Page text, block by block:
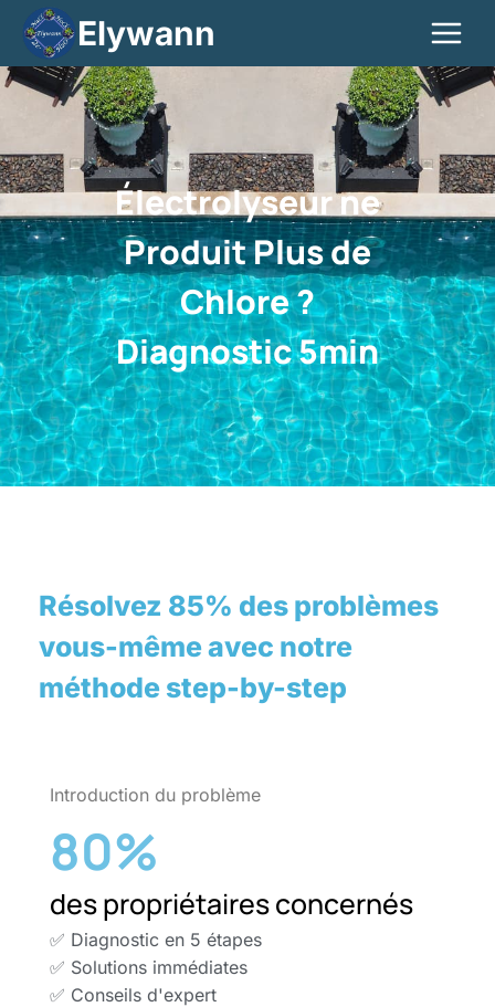
Elywann
Électrolyseur ne
Produit Plus de
Chlore ?
Diagnostic 5min
Résolvez 85% des problèmes
vous-même avec notre
méthode step-by-step
Introduction du problème
80%
des propriétaires concernés
✅ Diagnostic en 5 étapes
✅ Solutions immédiates
✅ Conseils d'expert